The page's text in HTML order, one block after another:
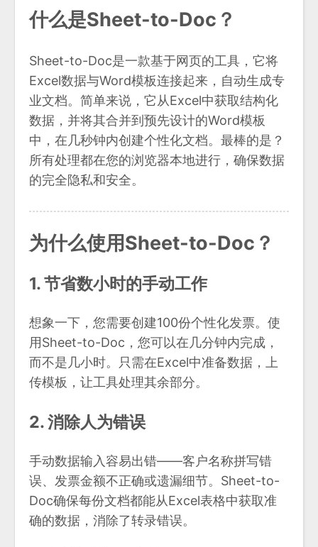
什么是Sheet-to-Doc？
Sheet-to-Doc是一款基于网页的工具，它将
Excel数据与Word模板连接起来，自动生成专
业文档。简单来说，它从Excel中获取结构化
数据，并将其合并到预先设计的Word模板
中，在几秒钟内创建个性化文档。最棒的是？
所有处理都在您的浏览器本地进行，确保数据
的完全隐私和安全。
为什么使用Sheet-to-Doc？
1. 节省数小时的手动工作
想象一下，您需要创建100份个性化发票。使
用Sheet-to-Doc，您可以在几分钟内完成，
而不是几小时。只需在Excel中准备数据，上
传模板，让工具处理其余部分。
2. 消除人为错误
手动数据输入容易出错——客户名称拼写错
误、发票金额不正确或遗漏细节。Sheet-to-
Doc确保每份文档都能从Excel表格中获取准
确的数据，消除了转录错误。